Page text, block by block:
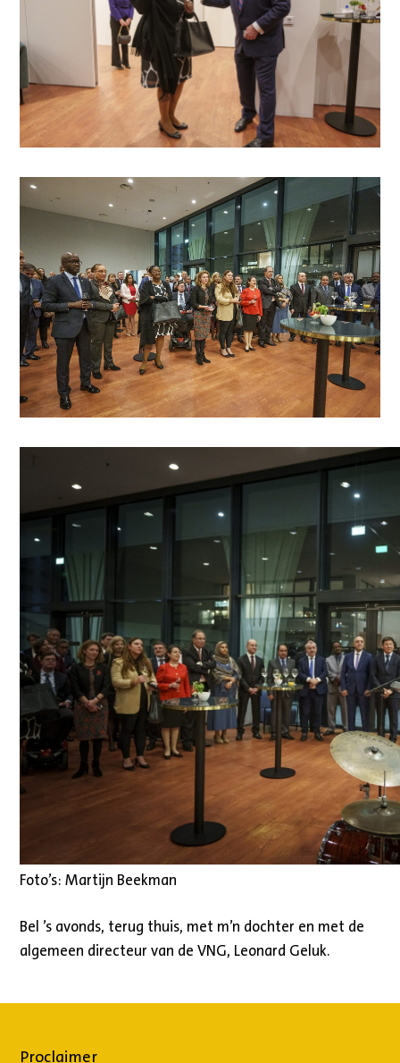
Foto’s: Martijn Beekman
Bel ’s avonds, terug thuis, met m’n dochter en met de
algemeen directeur van de VNG, Leonard Geluk.
Proclaimer